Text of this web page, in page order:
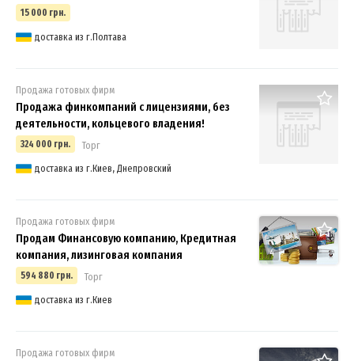
15 000 грн.
доставка из г.Полтава
Продажа готовых фирм
Продажа финкомпаний с лицензиями, без
деятельности, кольцевого владения!
324 000 грн.
Торг
доставка из г.Киев, Днепровский
4
Продажа готовых фирм
Продам Финансовую компанию, Кредитная
компания, лизинговая компания
594 880 грн.
Торг
доставка из г.Киев
Продажа готовых фирм